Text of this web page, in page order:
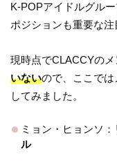
K-POPアイドルグル
ポジションも重要な注
現時点でCLACCYの
いないので、ここで
してみました。
ミョン・ヒョンソ：
ル